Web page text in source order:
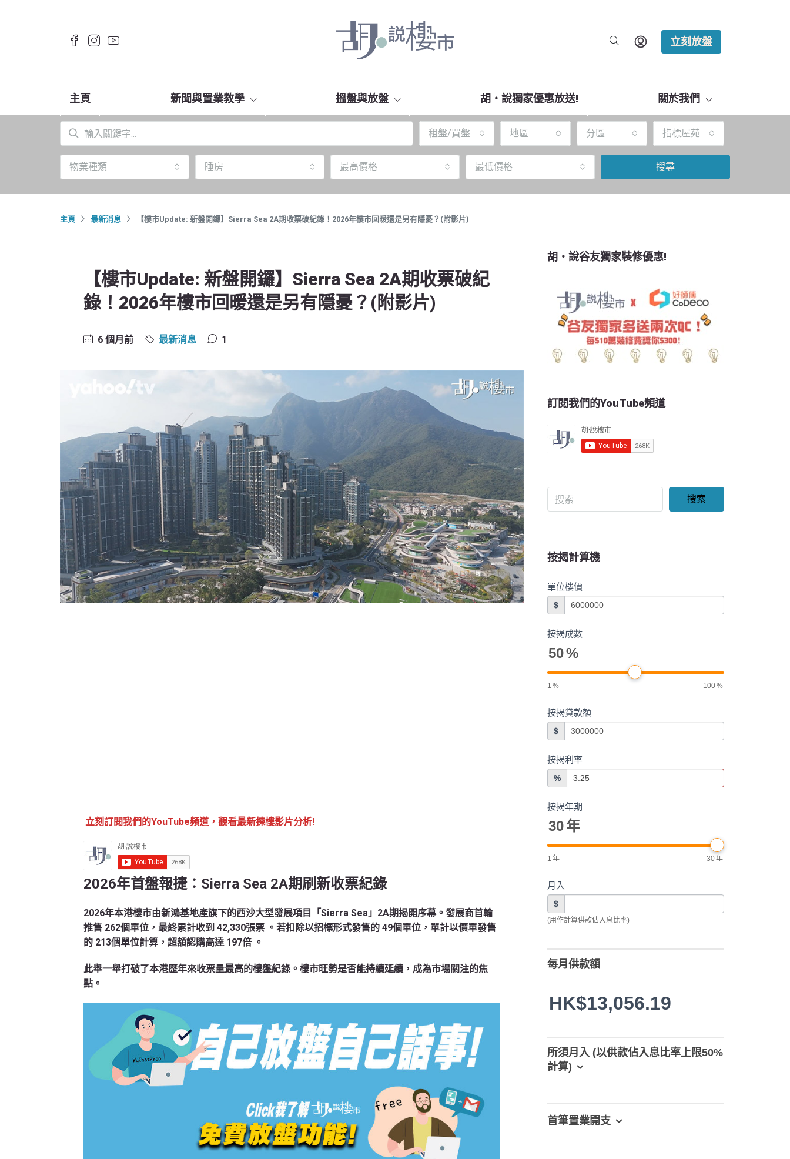
立刻放盤
主頁 新聞與置業教學 搵盤與放盤 胡‧說獨家優惠放送! 關於我們
租盤/買盤 地區 分區 指標屋苑
物業種類 睡房 最高價格 最低價格 搜尋
主頁 最新消息 【樓市Update: 新盤開鑼】Sierra Sea 2A期收票破紀錄！2026年樓市回暖還是另有隱憂？(附影片)
【樓市Update: 新盤開鑼】Sierra Sea 2A期收票破紀
錄！2026年樓市回暖還是另有隱憂？(附影片)
6 個月前 最新消息 1
立刻訂閱我們的YouTube頻道，觀看最新揀樓影片分析!
2026年首盤報捷：Sierra Sea 2A期刷新收票紀錄
2026年本港樓市由新鴻基地產旗下的西沙大型發展項目「Sierra Sea」2A期揭開序幕。發展商首輪
推售 262個單位，最終累計收到 42,330張票 。若扣除以招標形式發售的 49個單位，單計以價單發售
的 213個單位計算，超額認購高達 197倍 。
此舉一舉打破了本港歷年來收票量最高的樓盤紀錄。樓市旺勢是否能持續延續，成為市場關注的焦
點。
胡‧說谷友獨家裝修優惠!
訂閱我們的YouTube頻道
搜索
按揭計算機
單位樓價
$
按揭成數
50%
1 % 100%
按揭貸款額
$
按揭利率
%
按揭年期
30年
1 年 30年
月入
$
(用作計算供款佔入息比率)
每月供款額
HK$13,056.19
所須月入 (以供款佔入息比率上限50%
計算)
首筆置業開支